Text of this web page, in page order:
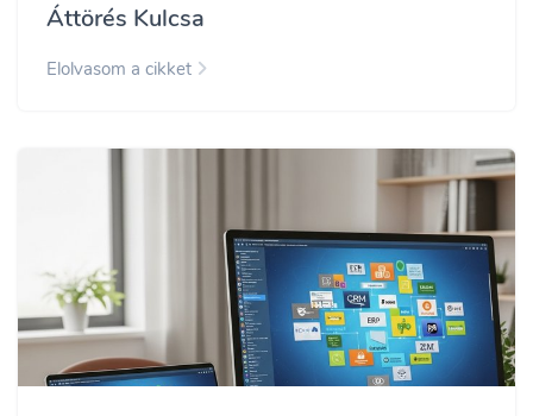
Áttörés Kulcsa
Elolvasom a cikket